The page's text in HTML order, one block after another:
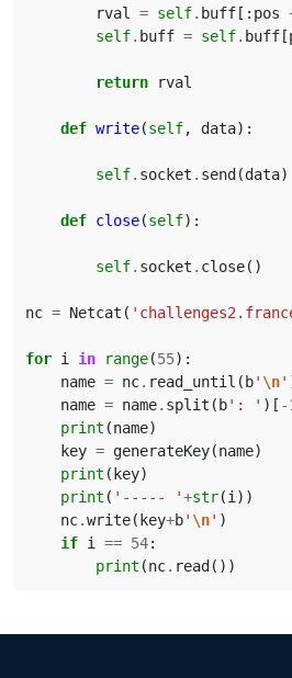
rval
= self. buff [: pos
self. buff = self. buff [
return rval
def write(self, data):
self. socket . send (data)
def close(self):
self. socket . close()
nc = Netcat (
for i in range(55):
name = nc. read_until ( b' \n'
name = name. split ( b': ' )[ -
print (name)
key = generateKey(name)
print ( key)
print ( '----- '+str(i ))
nc.write( key+b' \n' )
if i == 54:
print (nc. read ())